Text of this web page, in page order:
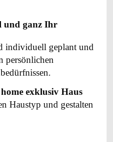
und ganz Ihr
individuell geplant und
persönlichen
exklusiv Haus
Haustyp und gestalten